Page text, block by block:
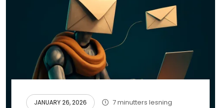
JANUARY 26, 2026 7 minutters lesning